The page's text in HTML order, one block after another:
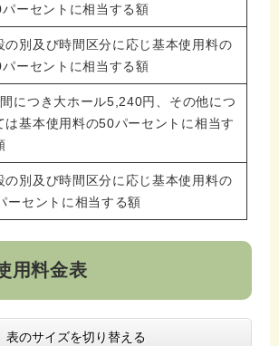
ーセントに相当する額
の別及び時間区分に応じ基本使用料の
ーセントに相当する額
につき大ホール5,240円、その他につ
は基本使用料の50パーセントに相当す
の別及び時間区分に応じ基本使用料の
ーセントに相当する額
用料金表
表のサイズを切り替える